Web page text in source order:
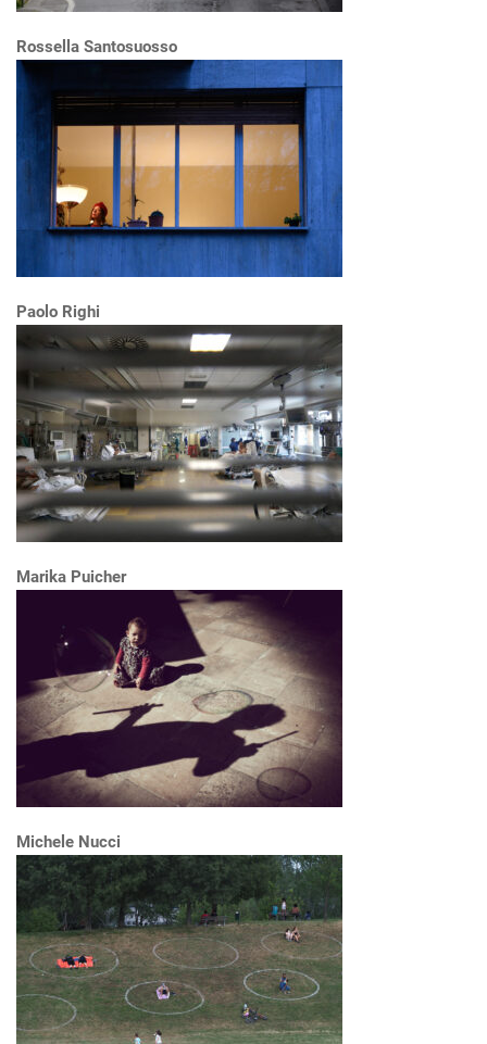
Rossella Santosuosso
Paolo Righi
Marika Puicher
Michele Nucci